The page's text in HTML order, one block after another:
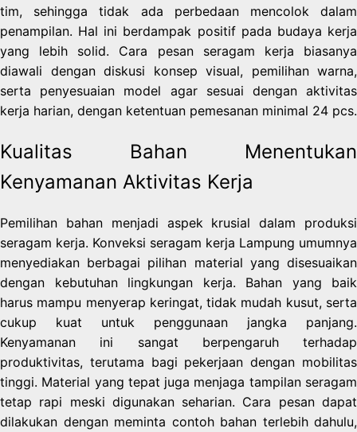
tim, sehingga tidak ada perbedaan mencolok dalam
penampilan. Hal ini berdampak positif pada budaya kerja
yang lebih solid. Cara pesan seragam kerja biasanya
diawali dengan diskusi konsep visual, pemilihan warna,
serta penyesuaian model agar sesuai dengan aktivitas
kerja harian, dengan ketentuan pemesanan minimal 24 pcs.
Kualitas Bahan Menentukan
Kenyamanan Aktivitas Kerja
Pemilihan bahan menjadi aspek krusial dalam produksi
seragam kerja. Konveksi seragam kerja Lampung umumnya
menyediakan berbagai pilihan material yang disesuaikan
dengan kebutuhan lingkungan kerja. Bahan yang baik
harus mampu menyerap keringat, tidak mudah kusut, serta
cukup kuat untuk penggunaan jangka panjang.
Kenyamanan ini sangat berpengaruh terhadap
produktivitas, terutama bagi pekerjaan dengan mobilitas
tinggi. Material yang tepat juga menjaga tampilan seragam
tetap rapi meski digunakan seharian. Cara pesan dapat
dilakukan dengan meminta contoh bahan terlebih dahulu,